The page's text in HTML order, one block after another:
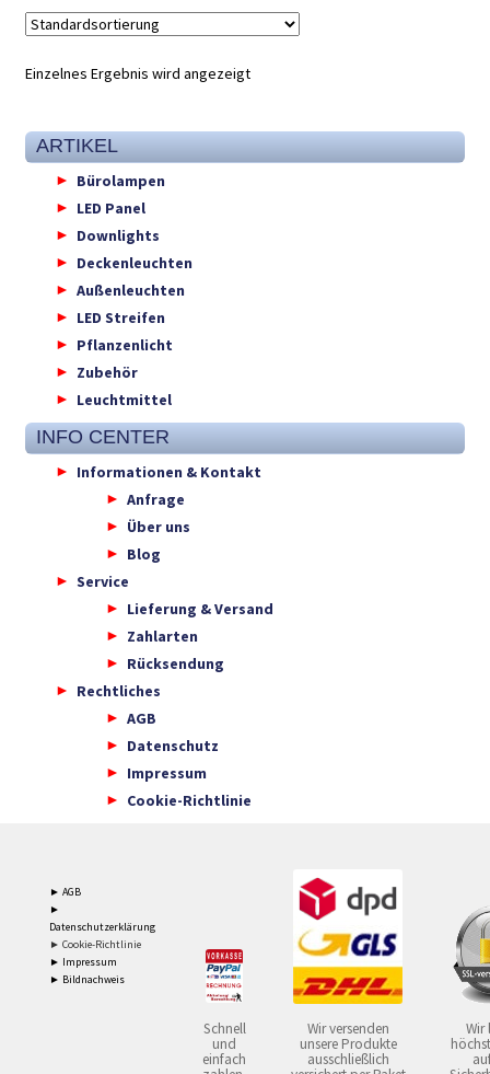
Einzelnes Ergebnis wird angezeigt
ARTIKEL
Bürolampen
LED Panel
Downlights
Deckenleuchten
Außenleuchten
LED Streifen
Pflanzenlicht
Zubehör
Leuchtmittel
INFO CENTER
Informationen & Kontakt
Anfrage
Über uns
Blog
Service
Lieferung & Versand
Zahlarten
Rücksendung
Rechtliches
AGB
Datenschutz
Impressum
Cookie-Richtlinie
► AGB
►
Datenschutzerklärung
► Cookie-Richtlinie
► Impressum
► Bildnachweis
Schnell
und
einfach
Wir versenden
unsere Produkte
ausschließlich
Wir